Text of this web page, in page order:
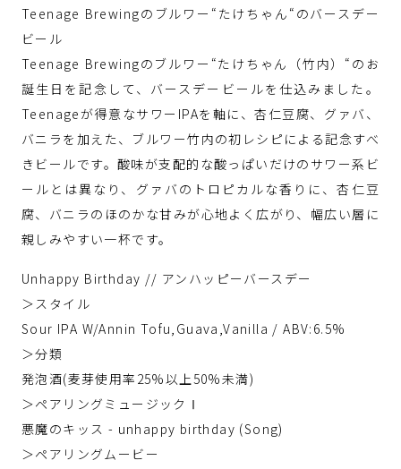
Teenage Brewingのブルワー“たけちゃん“のバースデー
ビール
Teenage Brewingのブルワー“たけちゃん（竹内）“のお
誕生日を記念して、バースデービールを仕込みました。
Teenageが得意なサワーIPAを軸に、杏仁豆腐、グァバ、
バニラを加えた、ブルワー竹内の初レシピによる記念すべ
きビールです。酸味が支配的な酸っぱいだけのサワー系ビ
ールとは異なり、グァバのトロピカルな香りに、杏仁豆
腐、バニラのほのかな甘みが心地よく広がり、幅広い層に
親しみやすい一杯です。
Unhappy Birthday // アンハッピーバースデー
＞スタイル
Sour IPA W/Annin Tofu,Guava,Vanilla / ABV:6.5%
＞分類
発泡酒(麦芽使用率25%以上50%未満)
＞ペアリングミュージックⅠ
悪魔のキッス - unhappy birthday (Song)
＞ペアリングムービー